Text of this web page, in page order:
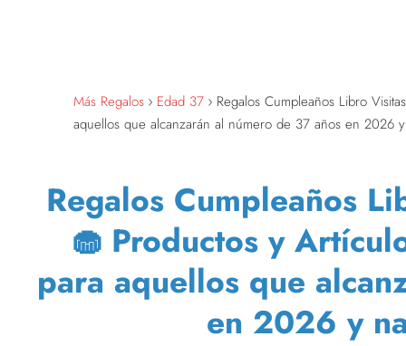
Más Regalos Edad 37
Regalos Cumpleaños Libro
aquellos que alcanzarán al número de 37 años en 2026
Regalos Cumpleaños
🧁 Productos y
para aquellos que
en 2026 y